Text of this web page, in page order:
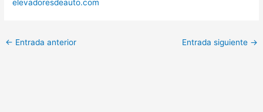
elevadoresdeauto.com
← Entrada anterior Entrada siguiente →